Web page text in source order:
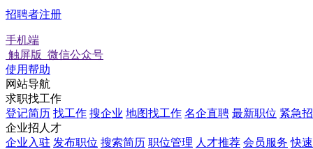
招聘者注册
手机端
触屏版 微信公众号
使用帮助
网站导航
求职找工作
登记简历 找工作 搜企业 地图找工作 名企直聘 最新职位 紧急
企业招人才
企业入驻 发布职位 搜索简历 职位管理 人才推荐 会员服务 快